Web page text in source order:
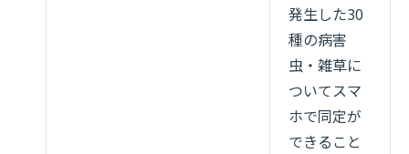
発生した30
種の病害
虫・雑草に
ついてスマ
ホで同定が
できること